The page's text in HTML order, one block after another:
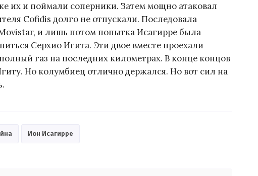
их и поймали соперники. Затем мощно атаковал
Cofidis долго не отпускали. Последовала
и лишь потом попытка Исагирре была
Серхио Игита. Эти двое вместе проехали
газ на последних километрах. В конце концов
Но колумбиец отлично держался. Но вот сил на
Ион Исагирре